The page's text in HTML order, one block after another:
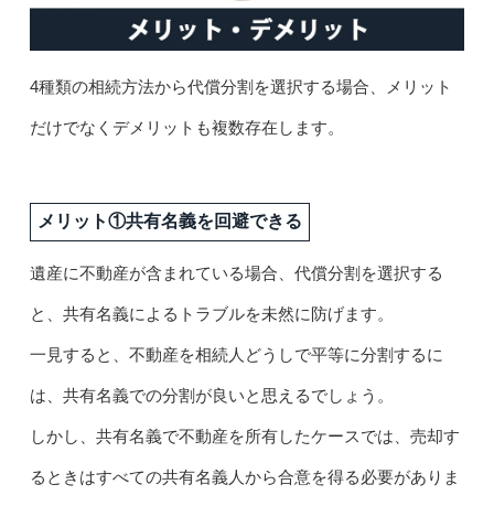
4種類の相続方法から代償分割を選択する場合、メリット
だけでなくデメリットも複数存在します。
メリット①共有名義を回避できる
遺産に不動産が含まれている場合、代償分割を選択する
と、共有名義によるトラブルを未然に防げます。
一見すると、不動産を相続人どうしで平等に分割するに
は、共有名義での分割が良いと思えるでしょう。
しかし、共有名義で不動産を所有したケースでは、売却す
るときはすべての共有名義人から合意を得る必要がありま